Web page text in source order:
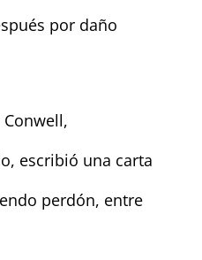
por daño
escribió una carta
perdón, entre